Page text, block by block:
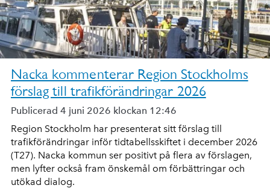
Nacka kommenterar Region Stockholms
förslag till trafikförändringar 2026
Publicerad 4 juni 2026 klockan 12:46
Region Stockholm har presenterat sitt förslag till
trafikförändringar inför tidtabellsskiftet i december 2026
(T27). Nacka kommun ser positivt på flera av förslagen,
men lyfter också fram önskemål om förbättringar och
utökad dialog.